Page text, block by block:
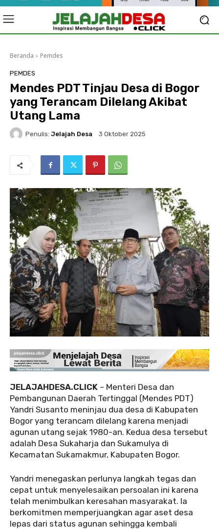
Beranda Pemdes
PEMDES
Mendes PDT Tinjau Desa di Bogor
yang Terancam Dilelang Akibat
Utang Lama
Penulis: Jelajah Desa 3 Oktober 2025
JELAJAHDESA.CLICK – Menteri Desa dan
Pembangunan Daerah Tertinggal (Mendes PDT)
Yandri Susanto meninjau dua desa di Kabupaten
Bogor yang terancam dilelang karena menjadi
agunan utang sejak 1980-an. Kedua desa tersebut
adalah Desa Sukaharja dan Sukamulya di
Kecamatan Sukamakmur, Kabupaten Bogor.
Yandri menegaskan perlunya langkah tegas dan
cepat untuk menyelesaikan persoalan ini karena
telah menimbulkan keresahan masyarakat. Ia
berkomitmen memperjuangkan agar aset desa
lepas dari status agunan sehingga kembali